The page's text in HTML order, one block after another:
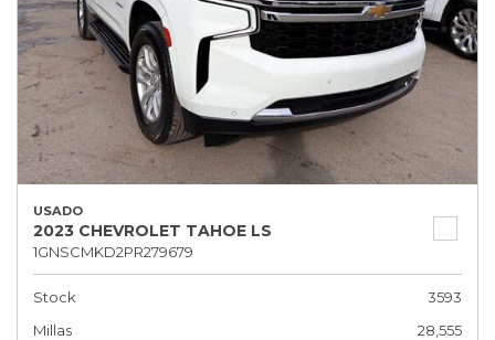
USADO
2023 CHEVROLET TAHOE LS
1GNSCMKD2PR279679
Stock
3593
Millas
28,555